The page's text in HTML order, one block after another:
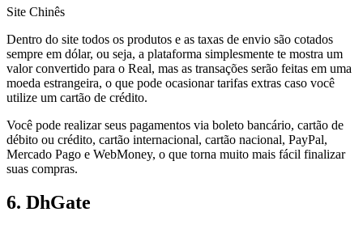
Site Chinês
Dentro do site todos os produtos e as taxas de envio são cotados
sempre em dólar, ou seja, a plataforma simplesmente te mostra um
valor convertido para o Real, mas as transações serão feitas em uma
moeda estrangeira, o que pode ocasionar tarifas extras caso você
utilize um cartão de crédito.
Você pode realizar seus pagamentos via boleto bancário, cartão de
débito ou crédito, cartão internacional, cartão nacional, PayPal,
Mercado Pago e WebMoney, o que torna muito mais fácil finalizar
suas compras.
6. DhGate